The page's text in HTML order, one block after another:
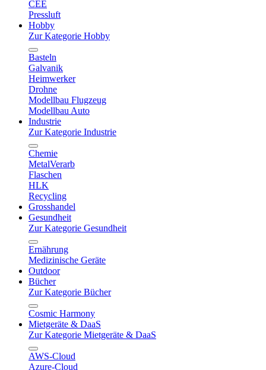
CEE
Pressluft
Hobby
Zur Kategorie Hobby
Basteln
Galvanik
Heimwerker
Drohne
Modellbau Flugzeug
Modellbau Auto
Industrie
Zur Kategorie Industrie
Chemie
MetalVerarb
Flaschen
HLK
Recycling
Grosshandel
Gesundheit
Zur Kategorie Gesundheit
Ernährung
Medizinische Geräte
Outdoor
Bücher
Zur Kategorie Bücher
Cosmic Harmony
Mietgeräte & DaaS
Zur Kategorie Mietgeräte & DaaS
AWS-Cloud
Azure-Cloud